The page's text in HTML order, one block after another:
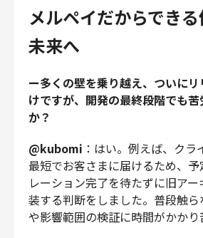
メルペイだからでき
未来へ
ー多くの壁を乗り越え、ついに
けですが、開発の最終段階でも
か？
@kubomi ：はい。例えば、クラ
最短でお客さまに届けるため、
レーション完了を待たずに旧ア
装する判断をしました。普段触
や影響範囲の検証に時間がかかり